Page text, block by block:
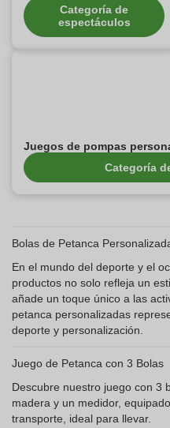
Categoría de
espectáculos
Juegos de pompas
Categoría
Bolas de Petanca
En el mundo del deporte y el
productos no solo refleja un
añade un toque único a las
petanca personalizadas
deporte y personalización.
Juego de Petanca con 3 Bolas
Descubre nuestro juego con 3
madera y un medidor,
transporte, ideal para llevar.